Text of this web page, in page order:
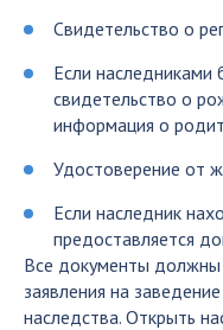
Свидетельство о
Если наследниками
свидетельство о
информация о
Удостоверение от
Если наследник
предоставляется
Все документы
заявления на
наследства. Открыть